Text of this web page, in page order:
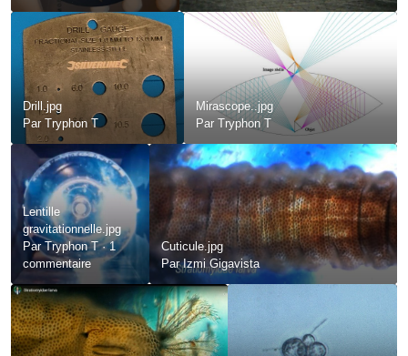
Drill.jpg
Par Tryphon T
Mirascope..jpg
ParTryphon T
Lentille
gravitationnelle.jpg
ParTryphon T·1
commentaire
Cuticule.jpg
ParIzmi Gigavista